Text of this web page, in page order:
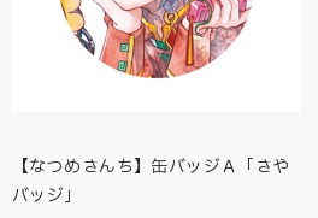
【なつめさんち】缶バッジＡ「さや
バッジ」